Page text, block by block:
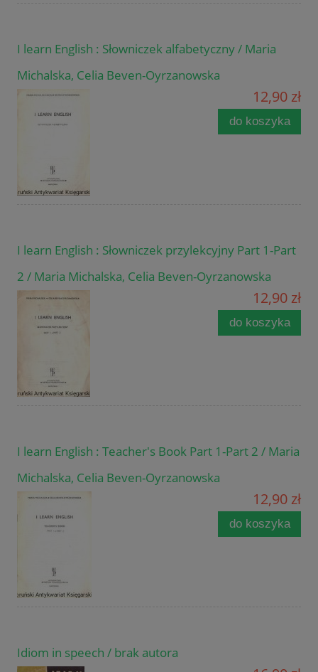
I learn English : Słowniczek alfabetyczny / Maria
Michalska, Celia Beven-Oyrzanowska
12,90 zł
do koszyka
I learn English : Słowniczek przylekcyjny Part 1-Part
2 / Maria Michalska, Celia Beven-Oyrzanowska
12,90 zł
do koszyka
I learn English : Teacher's Book Part 1-Part 2 / Maria
Michalska, Celia Beven-Oyrzanowska
12,90 zł
do koszyka
Idiom in speech / brak autora